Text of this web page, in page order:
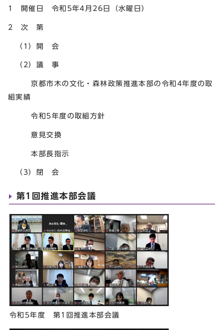
1 開催日 令和5年4月26日（水曜日）
2 次 第
（1）開 会
（2）議 事
京都市木の文化・森林政策推進本部の令和4年度の取
組実績
令和5年度の取組方針
意見交換
本部長指示
（3）閉 会
第1回推進本部会議
令和5年度 第1回推進本部会議